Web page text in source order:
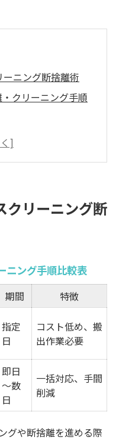
ニング断捨離術
クリーニング手順
用した時短断捨離
ングの違いを知る
の悩みを解決する
グ解決法早見表
いポイントと対策
選びの注意点
けの失敗例
る住まい整理のヒン
一覧で確認
分ポイント
クリーニング断
ニング手順比較表
期間
特徴
指定
日
コスト低め、搬
出作業必要
即日
～数
日
一括対応、手間
削減
グや断捨離を進める際